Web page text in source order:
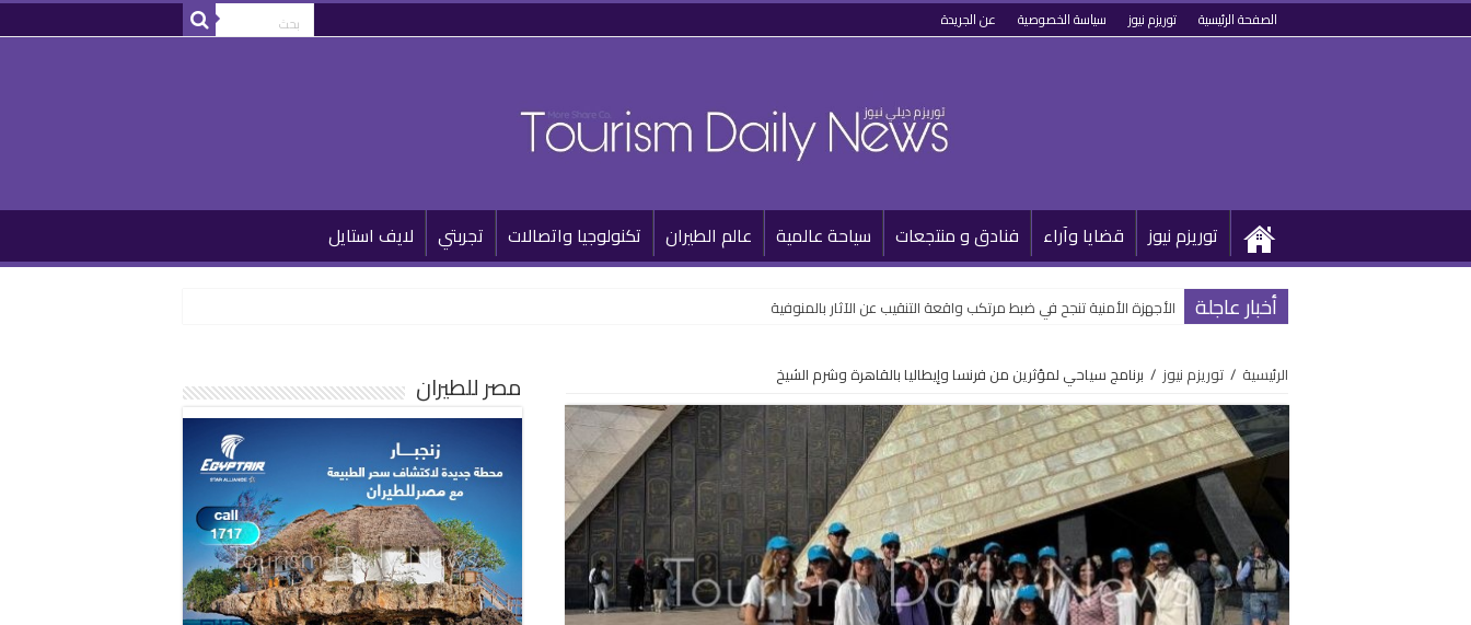
الصفحة الرئيسية توريزم نيوز سياسة الخصوصية عن الجريدة
توريزم نيوز قضايا وآراء فنادق و منتجعات سياحة عالمية عالم الطيران تكنولوجيا واتصالات تجربتي لايف استايل
أخبار عاجلة الأجهزة الأمنية تنجح في ضبط مرتكب واقعة التنقيب عن الآثار بالمنوفية
الرئيسية / توريزم نيوز / برنامج سياحي لمؤثرين من فرنسا وإيطاليا بالقاهرة وشرم الشيخ مصر للطيران